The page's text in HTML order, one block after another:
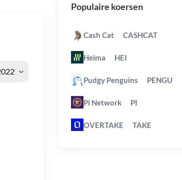
Populaire koersen
Cash Cat CASHCAT
Heima HEI
Pudgy Penguins PENGU
Pi Network PI
OVERTAKE TAKE